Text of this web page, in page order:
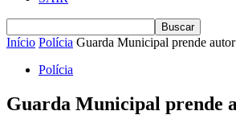
Início Polícia Guarda Municipal prende
Polícia
Guarda Municipal prende